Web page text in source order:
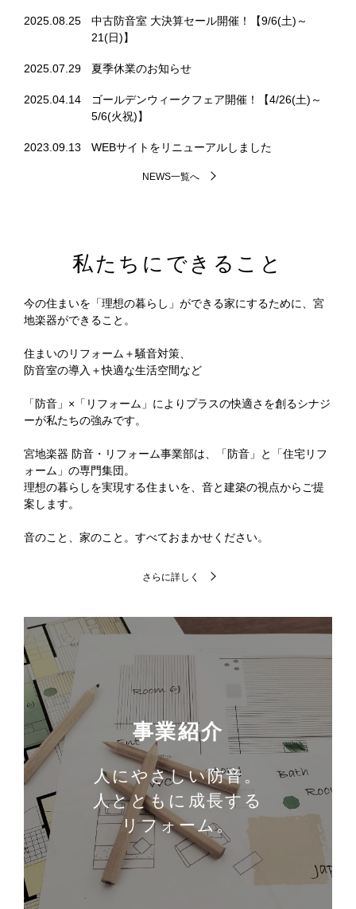
2025.08.25
中古防音室 大決算セール開催！【9/6(土)～
21(日)】
2025.07.29 夏季休業のお知らせ
2025.04.14
ゴールデンウィークフェア開催！【4/26(土)～
5/6(火祝)】
2023.09.13 WEBサイトをリニューアルしました
NEWS一覧へ
私たちにできること
今の住まいを「理想の暮らし」ができる家にするために、宮
地楽器ができること。
住まいのリフォーム＋騒音対策、
防音室の導入＋快適な生活空間など
「防音」×「リフォーム」によりプラスの快適さを創るシナジ
ーが私たちの強みです。
宮地楽器 防音・リフォーム事業部は、「防音」と「住宅リフ
ォーム」の専門集団。
理想の暮らしを実現する住まいを、音と建築の視点からご提
案します。
音のこと、家のこと。すべておまかせください。
さらに詳しく
事業紹介
人にやさしい防音。
人とともに成長する
リフォーム。